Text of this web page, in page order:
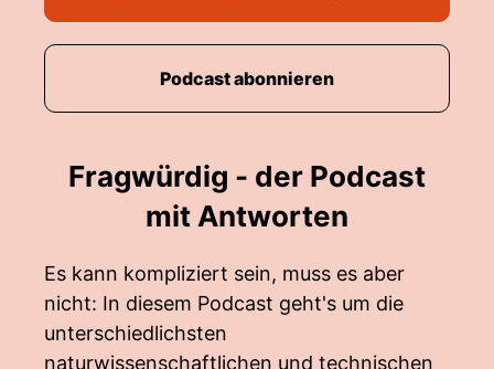
Fragwürdig - der Podcast
mit Antworten
Es kann kompliziert sein, muss es aber
nicht: In diesem Podcast geht's um die
unterschiedlichsten
naturwissenschaftlichen und technischen
Podcast abonnieren